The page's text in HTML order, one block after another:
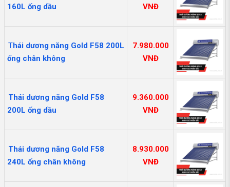
160L ống dầu VNĐ
Thái dương năng Gold F58 200L
ống chân không
7.980.000
VNĐ
Thái dương năng Gold F58
200L ống dầu
9.360.000
VNĐ
Thái dương năng Gold F58
240L ống chân không
8.930.000
VNĐ